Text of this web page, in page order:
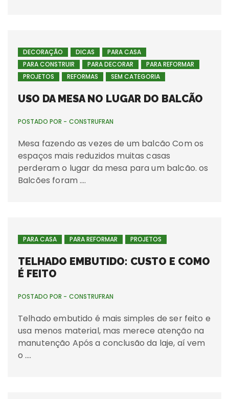
DECORAÇÃO DICAS
PARA CASA
PARA CONSTRUIR
PARA DECORAR
PARA REFORMAR
PROJETOS
REFORMAS SEM CATEGORIA
USO DA MESA NO LUGAR DO BALCÃO
POSTADO POR - CONSTRUFRAN
Mesa fazendo as vezes de um balcão Com os
espaços mais reduzidos muitas casas
perderam o lugar da mesa para um balcão. os
Balcões foram ….
PARA CASA PARA REFORMAR PROJETOS
TELHADO EMBUTIDO: CUSTO E COMO
É FEITO
POSTADO POR - CONSTRUFRAN
Telhado embutido é mais simples de ser feito e
usa menos material, mas merece atenção na
manutenção Após a conclusão da laje, aí vem
o ….